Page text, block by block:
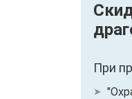
При